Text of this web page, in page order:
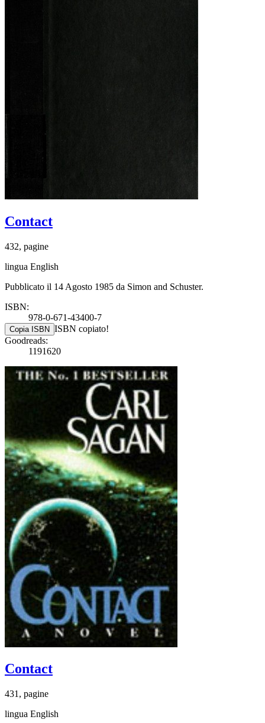
Contact
432, pagine
lingua English
Pubblicato il 14 Agosto 1985 da Simon and Schuster.
ISBN:
978-0-671-43400-7
Copia ISBN ISBN copiato!
Goodreads:
1191620
Contact
431, pagine
lingua English